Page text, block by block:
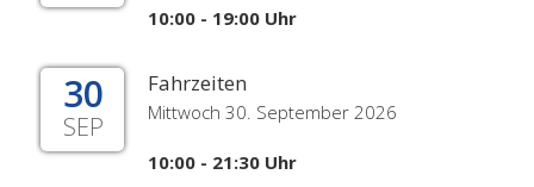
10:00 - 19:00 Uhr
30
SEP
Fahrzeiten
Mittwoch 30. September 2026
10:00 - 21:30 Uhr